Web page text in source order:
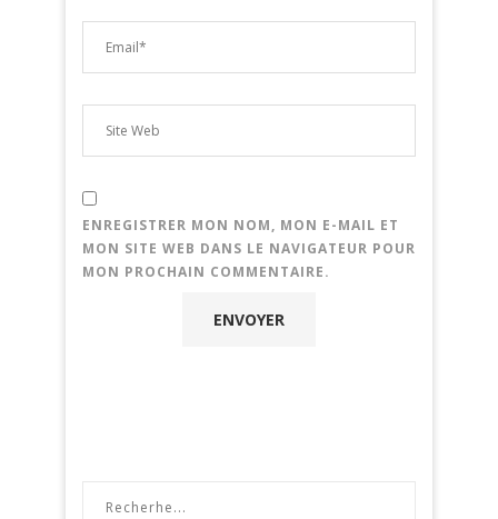
ENREGISTRER MON NOM, MON E-MAIL ET
MON SITE WEB DANS LE NAVIGATEUR POUR
MON PROCHAIN COMMENTAIRE.